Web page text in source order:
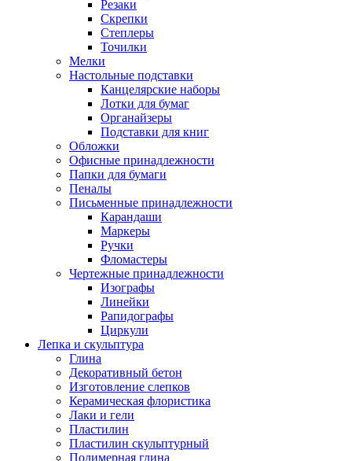
Резаки
Скрепки
Степлеры
Точилки
Мелки
Настольные подставки
Канцелярские наборы
Лотки для бумаг
Органайзеры
Подставки для книг
Обложки
Офисные принадлежности
Папки для бумаги
Пеналы
Письменные принадлежности
Карандаши
Маркеры
Ручки
Фломастеры
Чертежные принадлежности
Изографы
Линейки
Рапидографы
Циркули
Лепка и скульптура
Глина
Декоративный бетон
Изготовление слепков
Керамическая флористика
Лаки и гели
Пластилин
Пластилин скульптурный
Полимерная глина